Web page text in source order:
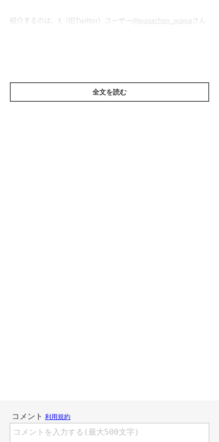
紹介するのは、X（旧Twitter）ユーザー@masachan_mama さん
「まさおは嬉しくて顔がにやけ、パパから離れな
かった」とのこと。たしかに、まさおくんの表情や様子からは
全文を読む